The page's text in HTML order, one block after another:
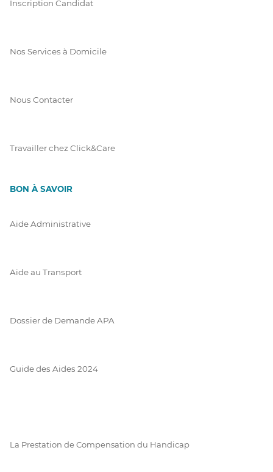
Inscription Candidat
Nos Services à Domicile
Nous Contacter
Travailler chez Click&Care
BON À SAVOIR
Aide Administrative
Aide au Transport
Dossier de Demande APA
Guide des Aides 2024
La Prestation de Compensation du Handicap